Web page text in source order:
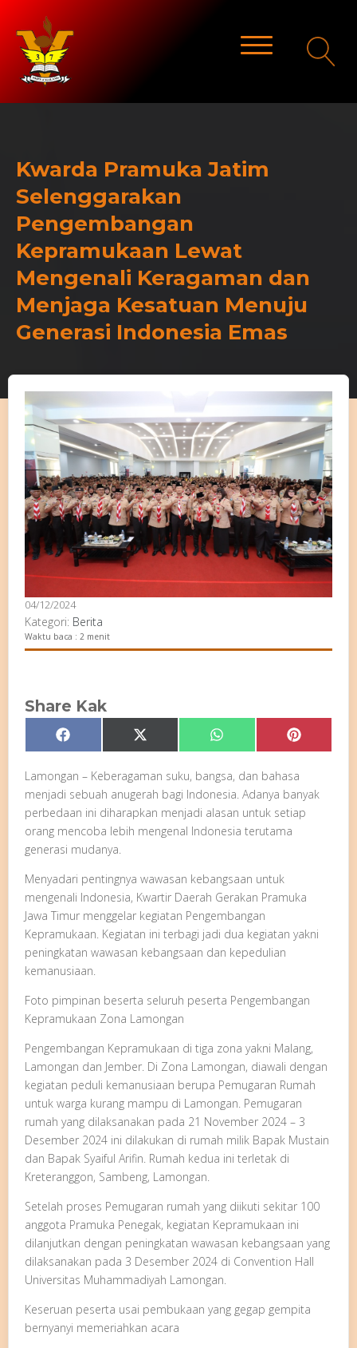
Kwarda Pramuka Jatim
Selenggarakan
Pengembangan
Kepramukaan Lewat
Mengenali Keragaman dan
Menjaga Kesatuan Menuju
Generasi Indonesia Emas
04/12/2024
Kategori: Berita
Waktu baca : 2 menit
Share Kak
Share
on
Facebook Share
on
X
(Twitter)
Share
on
WhatsApp Share
on
Pinterest
Lamongan – Keberagaman suku, bangsa, dan bahasa
menjadi sebuah anugerah bagi Indonesia. Adanya banyak
perbedaan ini diharapkan menjadi alasan untuk setiap
orang mencoba lebih mengenal Indonesia terutama
generasi mudanya.
Menyadari pentingnya wawasan kebangsaan untuk
mengenali Indonesia, Kwartir Daerah Gerakan Pramuka
Jawa Timur menggelar kegiatan Pengembangan
Kepramukaan. Kegiatan ini terbagi jadi dua kegiatan yakni
peningkatan wawasan kebangsaan dan kepedulian
kemanusiaan.
Foto pimpinan beserta seluruh peserta Pengembangan
Kepramukaan Zona Lamongan
Pengembangan Kepramukaan di tiga zona yakni Malang,
Lamongan dan Jember. Di Zona Lamongan, diawali dengan
kegiatan peduli kemanusiaan berupa Pemugaran Rumah
untuk warga kurang mampu di Lamongan. Pemugaran
rumah yang dilaksanakan pada 21 November 2024 – 3
Desember 2024 ini dilakukan di rumah milik Bapak Mustain
dan Bapak Syaiful Arifin. Rumah kedua ini terletak di
Kreteranggon, Sambeng, Lamongan.
Setelah proses Pemugaran rumah yang diikuti sekitar 100
anggota Pramuka Penegak, kegiatan Kepramukaan ini
dilanjutkan dengan peningkatan wawasan kebangsaan yang
dilaksanakan pada 3 Desember 2024 di Convention Hall
Universitas Muhammadiyah Lamongan.
Keseruan peserta usai pembukaan yang gegap gempita
bernyanyi memeriahkan acara